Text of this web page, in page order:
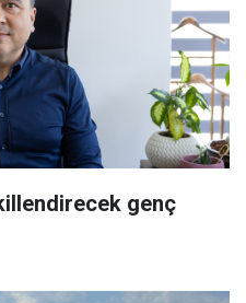
genç